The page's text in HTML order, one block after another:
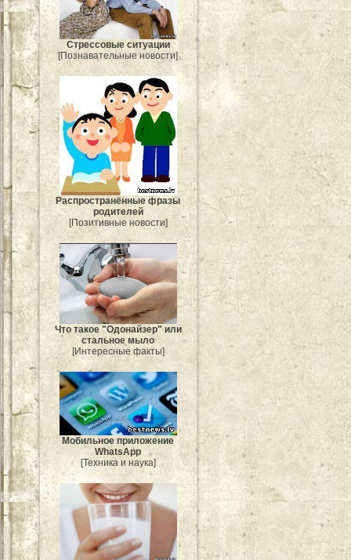
Стрессовые ситуации
[Познавательные новости]
Распространённые фразы
родителей
[Позитивные новости]
Что такое "Одонайзер" или
стальное мыло
[Интересные факты]
Мобильное приложение
WhatsApp
[Техника и наука]